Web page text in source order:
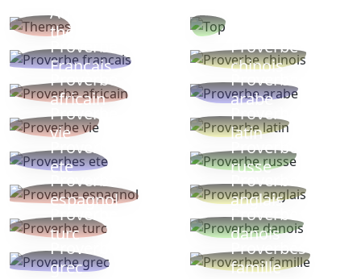
Autres
thèmes
Proverbe
Français
Proverbe
chinois
Proverbe
africain
Proverbe
arabe
Proverbe
vie
Proverbe
latin
Proverbes
ete
Proverbe
russe
Proverbe
espagnol
Proverbe
anglais
Proverbe
turc
Proverbe
danois
Proverbe
grec
Proverbes
famille